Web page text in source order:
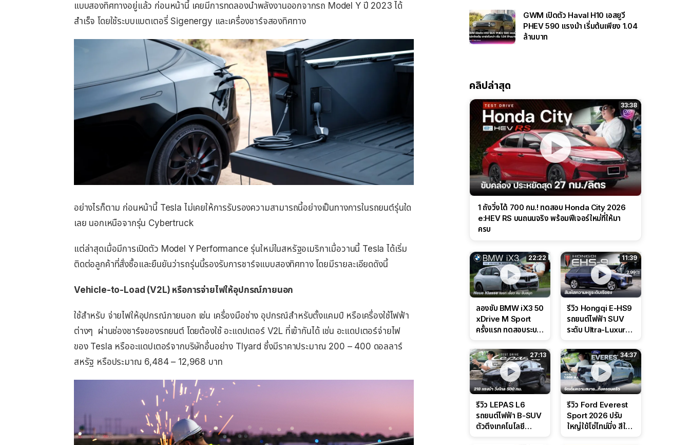
แบบสองทิศทางอยู่แล้ว ก่อนหน้านี้ เคยมีการทดลองนำพลังงานออกจากรถ Model Y ปี 2023 ได้
สำเร็จ โดยใช้ระบบแบตเตอรี่ Sigenergy และเครื่องชาร์จสองทิศทาง
อย่างไรก็ตาม ก่อนหน้านี้ Tesla ไม่เคยให้การรับรองความสามารถนี้อย่างเป็นทางการในรถยนต์รุ่นใด
เลย นอกเหนือจากรุ่น Cybertruck
แต่ล่าสุดเมื่อมีการเปิดตัว Model Y Performance รุ่นใหม่ในสหรัฐอเมริกาเมื่อวานนี้ Tesla ได้เริ่ม
ติดต่อลูกค้าที่สั่งซื้อและยืนยันว่ารถรุ่นนี้รองรับการชาร์จแบบสองทิศทาง โดยมีรายละเอียดดังนี้
Vehicle-to-Load (V2L) หรือการจ่ายไฟให้อุปกรณ์ภายนอก
ใช้สำหรับ จ่ายไฟให้อุปกรณ์ภายนอก เช่น เครื่องมือช่าง อุปกรณ์สำหรับตั้งแคมป์ หรือเครื่องใช้ไฟฟ้า
ต่างๆ ผ่านช่องชาร์จของรถยนต์ โดยต้องใช้ อะแดปเตอร์ V2L ที่เข้ากันได้ เช่น อะแดปเตอร์จ่ายไฟ
ของ Tesla หรืออะแดปเตอร์จากบริษัทอื่นอย่าง Tlyard ซึ่งมีราคาประมาณ 200 – 400 ดอลลาร์
สหรัฐ หรือประมาณ 6,484 – 12,968 บาท
GWM เปิดตัว Haval H10 เอสยูวี
PHEV 590 แรงม้า เริ่มต้นเพียง 1.04
ล้านบาท
คลิปล่าสุด
33:38
1 ถังวิ่งได้ 700 กม.! ทดสอบ Honda City 2026
e:HEV RS บนถนนจริง พร้อมฟีเจอร์ใหม่ที่ให้มา
ครบ
22:22
ลองขับ BMW iX3 50
xDrive M Sport
ครั้งแรก ทดสอบระบบ
Performance แบบ
จัดเต็มในสนาม
11:39
รีวิว Hongqi E-HS9
รถยนต์ไฟฟ้า SUV
ระดับ Ultra-Luxury
CDC นุ่มหนึบเหนือ
ระดับ
27:13
รีวิว LEPAS L6
รถยนต์ไฟฟ้า B-SUV
ตัวตึงเทคโนโลยี
34:37
รีวิว Ford Everest
Sport 2026 ปรับ
ใหญ่ใช้โซ่ไทม์มิ่ง สีใหม่